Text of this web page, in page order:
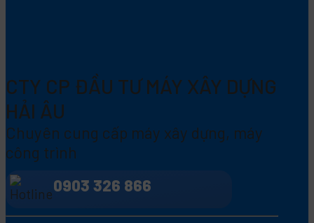
CTY CP ĐẦU TƯ MÁY XÂY DỰNG
HẢI ÂU
Chuyên cung cấp máy xây dựng, máy
công trình
0903 326 866